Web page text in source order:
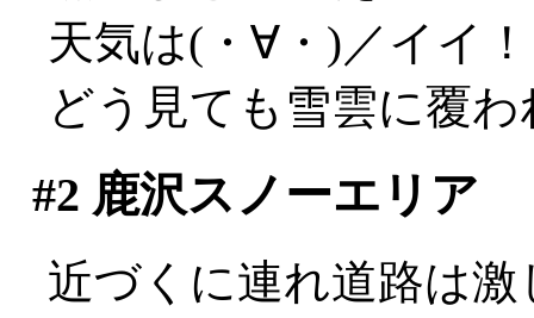
天気は(・∀・)／イイ
どう見ても雪雲に覆
#2 鹿沢スノーエリア
近づくに連れ道路は